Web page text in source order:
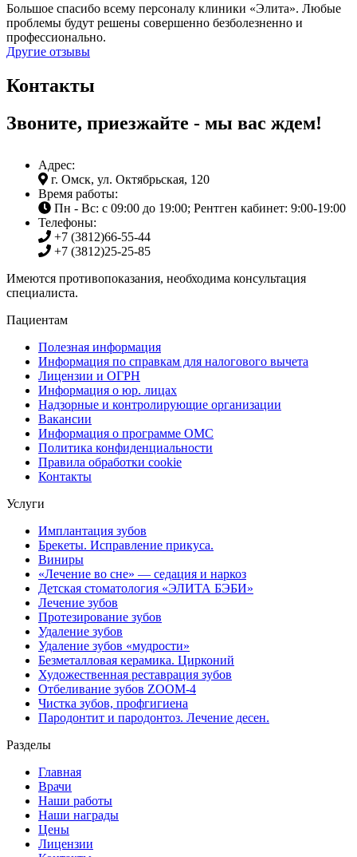
Большое спасибо всему персоналу клиники «Элита». Любые
проблемы будут решены совершенно безболезненно и
профессионально.
Другие отзывы
Контакты
Звоните, приезжайте - мы вас ждем!
Адрес:
г. Омск, ул. Октябрьская, 120
Время работы:
Пн - Вс: с 09:00 до 19:00; Рентген кабинет: 9:00-19:00
Телефоны:
+7 (3812)66-55-44
+7 (3812)25-25-85
Имеются противопоказания, необходима консультация
специалиста.
Пациентам
Полезная информация
Информация по справкам для налогового вычета
Лицензии и ОГРН
Информация о юр. лицах
Надзорные и контролирующие организации
Вакансии
Информация о программе ОМС
Политика конфиденциальности
Правила обработки cookie
Контакты
Услуги
Имплантация зубов
Брекеты. Исправление прикуса.
Виниры
«Лечение во сне» — седация и наркоз
Детская стоматология «ЭЛИТА БЭБИ»
Лечение зубов
Протезирование зубов
Удаление зубов
Удаление зубов «мудрости»
Безметалловая керамика. Цирконий
Художественная реставрация зубов
Отбеливание зубов ZOOM-4
Чистка зубов, профгигиена
Пародонтит и пародонтоз. Лечение десен.
Разделы
Главная
Врачи
Наши работы
Наши награды
Цены
Лицензии